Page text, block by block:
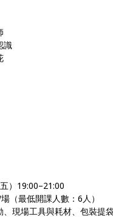
識
）19:00–21:00
（最低開課人數：6人）
、現場工具與耗材、包裝提